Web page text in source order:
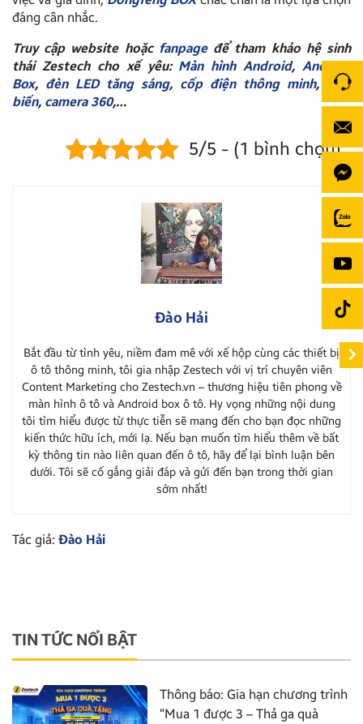
đáng cân nhắc.
Truy cập website hoặc fanpageđể tham khảo hệ sinh
thái Zestech cho xế yêu: Màn hình Android, Android
Box, đèn LED tăng sáng, cốp điện thông minh,
cảm
biến, camera 360,…
5/5 - (1 bình chọn)
Đào Hải
Bắt đầu từ tình yêu, niềm đam mê với xế hộp cùng các thiết bị
ô tô thông minh, tôi gia nhập Zestech với vị trí chuyên viên
Content Marketing cho Zestech.vn – thương hiệu tiên phong về
màn hình ô tô và Android box ô tô. Hy vọng những nội dung
tôi tìm hiểu được từ thực tiễn sẽ mang đến cho bạn đọc những
kiến thức hữu ích, mới lạ. Nếu bạn muốn tìm hiểu thêm về bất
kỳ thông tin nào liên quan đến ô tô, hãy để lại bình luận bên
dưới. Tôi sẽ cố gắng giải đáp và gửi đến bạn trong thời gian
sớm nhất!
Tác giả: Đào Hải
TIN TỨC NỔI BẬT
Thông báo: Gia hạn chương trình
“Mua 1 được 3 – Thả ga quà